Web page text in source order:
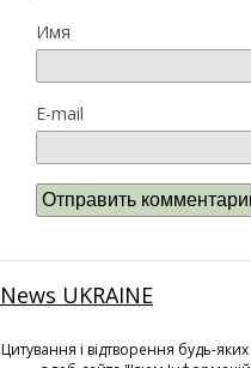
Имя
E-mail
News UKRAINE
Цитування і відтворення будь-яких